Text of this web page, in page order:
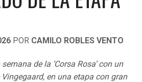
POR CAMILO ROBLES VENTO
de la ‘Corsa Rosa’ con un
en una etapa con gran